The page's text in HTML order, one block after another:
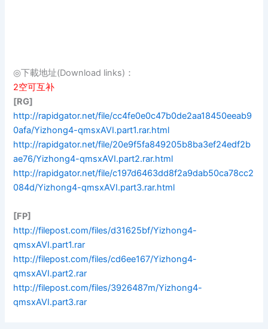
◎下載地址(Download links)：
2空可互补
[RG]
http://rapidgator.net/file/cc4fe0e0c47b0de2aa18450eeab9
0afa/Yizhong4-qmsxAVI.part1.rar.html
http://rapidgator.net/file/20e9f5fa849205b8ba3ef24edf2b
ae76/Yizhong4-qmsxAVI.part2.rar.html
http://rapidgator.net/file/c197d6463dd8f2a9dab50ca78cc2
084d/Yizhong4-qmsxAVI.part3.rar.html
[FP]
http://filepost.com/files/d31625bf/Yizhong4-
qmsxAVI.part1.rar
http://filepost.com/files/cd6ee167/Yizhong4-
qmsxAVI.part2.rar
http://filepost.com/files/3926487m/Yizhong4-
qmsxAVI.part3.rar